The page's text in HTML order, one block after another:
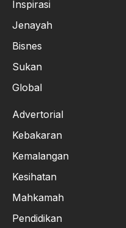
Inspirasi
Jenayah
Bisnes
Sukan
Global
Advertorial
Kebakaran
Kemalangan
Kesihatan
Mahkamah
Pendidikan